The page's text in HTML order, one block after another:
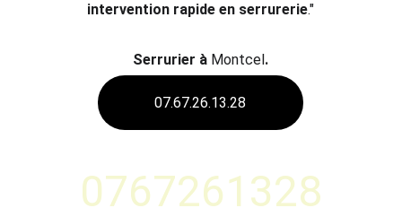
intervention rapide en serrurerie."
Serrurier à Montcel.
07.67.26.13.28
0767261328